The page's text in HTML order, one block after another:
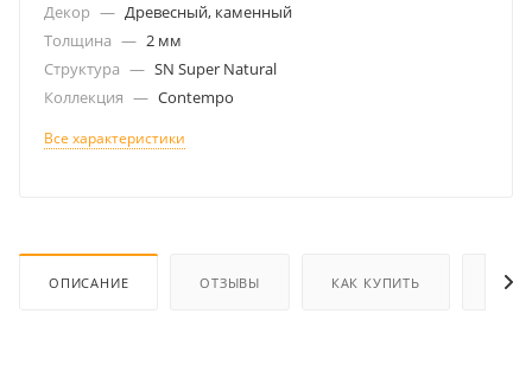
Декор — Древесный, каменный
Толщина — 2 мм
Структура — SN Super Natural
Коллекция — Contempo
Все характеристики
ОПИСАНИЕ ОТЗЫВЫ КАК КУПИТЬ